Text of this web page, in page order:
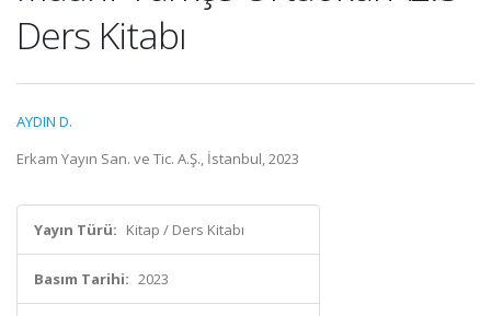
Ders Kitabı
AYDIN D.
Erkam Yayın San. ve Tic. A.Ş., İstanbul, 2023
Yayın Türü: Kitap / Ders Kitabı
Basım Tarihi: 2023